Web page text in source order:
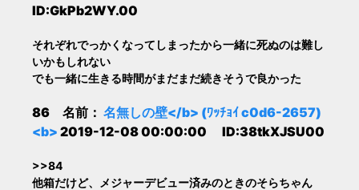
ID:GkPb2WY.00
それぞれでっかくなってしまったから一緒に死ぬのは難し
いかもしれない
でも一緒に生きる時間がまだまだ続きそうで良かった
86 名前： 名無しの壁</b> (ﾜｯﾁｮｲ c0d6-2657)
<b> 2019-12-08 00:00:00 ID:38tkXJSU00
>>84
他箱だけど、メジャーデビュー済みのときのそらちゃん